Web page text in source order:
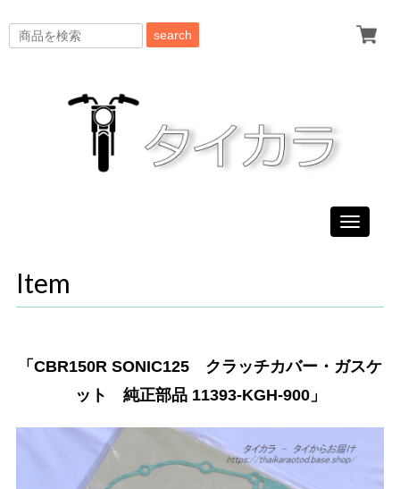
search
Toggle
Item
「CBR150R SONIC125 クラッチカバー・ガスケ
ット 純正部品 11393-KGH-900」